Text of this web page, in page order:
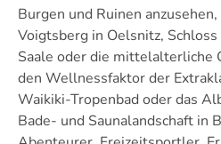
Burgen und Ruinen
Voigtsberg in Oelsnitz,
Saale oder die mittelalterliche
den Wellnessfaktor der
Waikiki-Tropenbad oder das
Bade- und Saunalandschaft in